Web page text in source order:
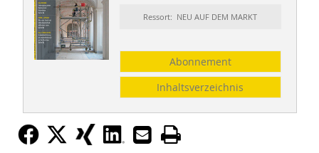
Ressort: NEU AUF DEM MARKT
Abonnement
Inhaltsverzeichnis